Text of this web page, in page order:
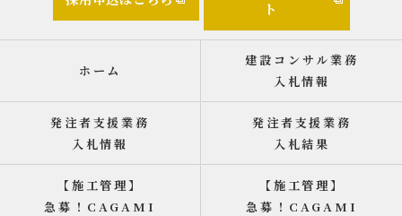
ト
ホーム
建設コンサル業務
入札情報
発注者支援業務
入札情報
発注者支援業務
入札結果
【施工管理】
急募！CAGAMI
【施工管理】
急募！CAGAMI